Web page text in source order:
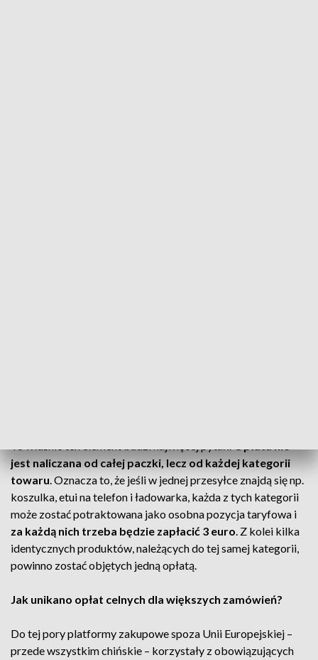
jest naliczana od całej paczki, lecz od każdej kategorii
towaru. Oznacza to, że jeśli w jednej przesyłce znajdą się np.
koszulka, etui na telefon i ładowarka, każda z tych kategorii
może zostać potraktowana jako osobna pozycja taryfowa i
za każdą nich trzeba będzie zapłacić 3 euro. Z kolei kilka
identycznych produktów, należących do tej samej kategorii,
powinno zostać objętych jedną opłatą.
Jak unikano opłat celnych dla większych zamówień?
Do tej pory platformy zakupowe spoza Unii Europejskiej –
przede wszystkim chińskie – korzystały z obowiązujących